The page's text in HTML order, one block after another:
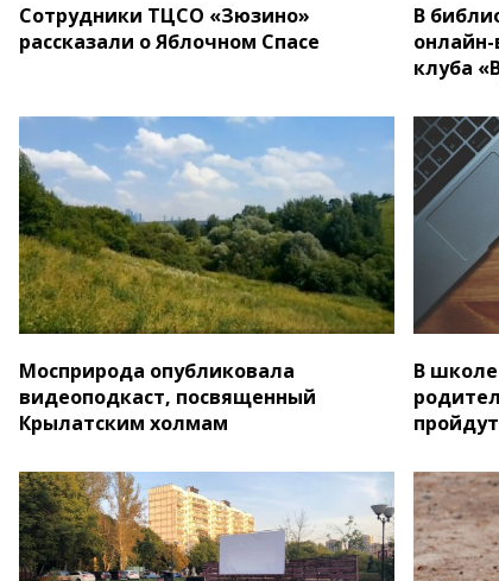
Сотрудники ТЦСО «Зюзино»
рассказали о Яблочном Спасе
В
онлайн-
клуба
Мосприрода опубликовала
видеоподкаст, посвященный
Крылатским холмам
В